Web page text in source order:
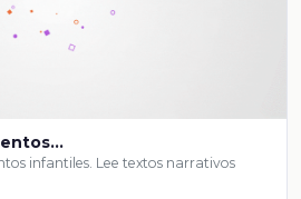
infantiles. Lee textos narrativos